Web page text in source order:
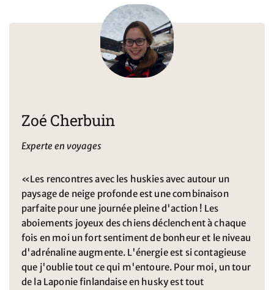
Zoé Cherbuin
Experte en voyages
«Les rencontres avec les huskies avec autour un
paysage de neige profonde est une combinaison
parfaite pour une journée pleine d'action ! Les
aboiements joyeux des chiens déclenchent à chaque
fois en moi un fort sentiment de bonheur et le niveau
d'adrénaline augmente. L'énergie est si contagieuse
que j'oublie tout ce qui m'entoure. Pour moi, un tour
de la Laponie finlandaise en husky est tout